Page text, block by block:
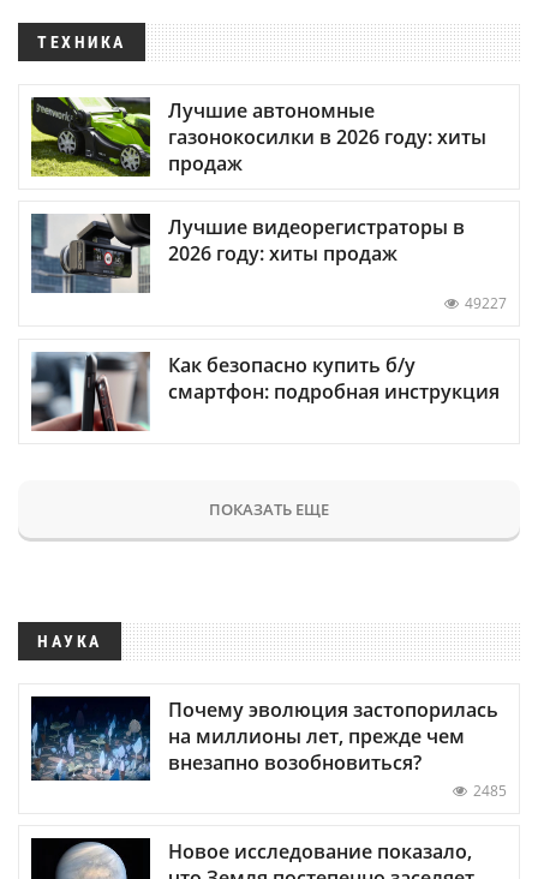
ТЕХНИКА
Лучшие автономные
газонокосилки в 2026 году: хиты
продаж
Лучшие видеорегистраторы в
2026 году: хиты продаж
49227
Как безопасно купить б/у
смартфон: подробная инструкция
ПОКАЗАТЬ ЕЩЕ
НАУКА
Почему эволюция застопорилась
на миллионы лет, прежде чем
внезапно возобновиться?
2485
Новое исследование показало,